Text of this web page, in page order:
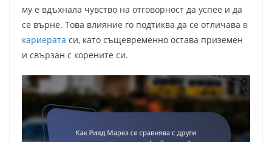
му е вдъхнала чувство на отговорност да успее и да
се върне. Това влияние го подтиква да се отличава в
кариерата си, като същевременно остава приземен
и свързан с корените си.